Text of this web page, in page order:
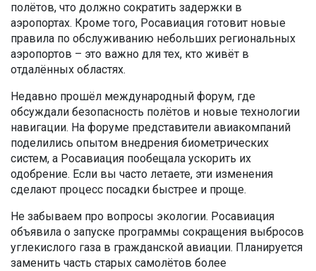
полётов, что должно сократить задержки в
аэропортах. Кроме того, Росавиация готовит новые
правила по обслуживанию небольших региональных
аэропортов – это важно для тех, кто живёт в
отдалённых областях.
Недавно прошёл международный форум, где
обсуждали безопасность полётов и новые технологии
навигации. На форуме представители авиакомпаний
поделились опытом внедрения биометрических
систем, а Росавиация пообещала ускорить их
одобрение. Если вы часто летаете, эти изменения
сделают процесс посадки быстрее и проще.
Не забываем про вопросы экологии. Росавиация
объявила о запуске программы сокращения выбросов
углекислого газа в гражданской авиации. Планируется
заменить часть старых самолётов более